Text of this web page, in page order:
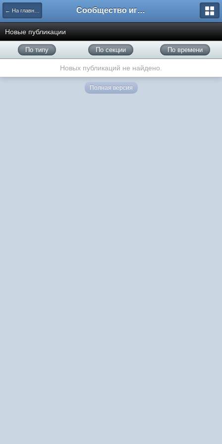
← На главную Сообщество игроков L2BesT.Org
Новые публикации
По типу По секции По времени
Новых публикаций не найдено.
Полная версия